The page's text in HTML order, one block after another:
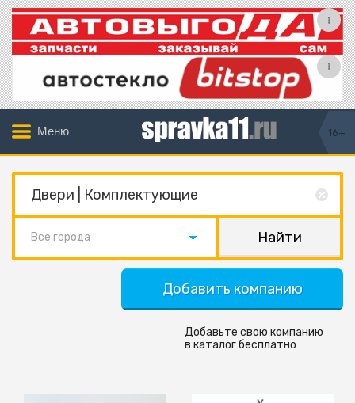
Меню 16+
Все города
Добавить компанию
Добавьте свою компанию
в каталог бесплатно